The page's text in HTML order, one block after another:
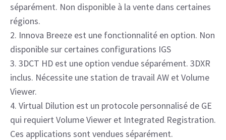
séparément. Non disponible à la vente dans certaines
régions.
2. Innova Breeze est une fonctionnalité en option. Non
disponible sur certaines configurations IGS
3. 3DCT HD est une option vendue séparément. 3DXR
inclus. Nécessite une station de travail AW et Volume
Viewer.
4. Virtual Dilution est un protocole personnalisé de GE
qui requiert Volume Viewer et Integrated Registration.
Ces applications sont vendues séparément.